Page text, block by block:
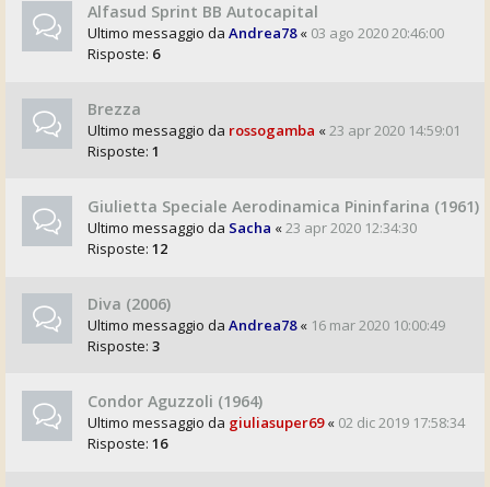
Alfasud Sprint BB Autocapital
Ultimo messaggio da Andrea78« 03 ago 2020 20:46:00
Risposte: 6
Brezza
Ultimo messaggio da rossogamba «23 apr 2020 14:59:01
Risposte: 1
Giulietta Speciale Aerodinamica Pininfarina (1961)
Ultimo messaggio da Sacha «23 apr 2020 12:34:30
Risposte: 12
Diva (2006)
Ultimo messaggio da Andrea78« 16 mar 2020 10:00:49
Risposte: 3
Condor Aguzzoli (1964)
Ultimo messaggio da giuliasuper69« 02 dic 2019 17:58:34
Risposte: 16